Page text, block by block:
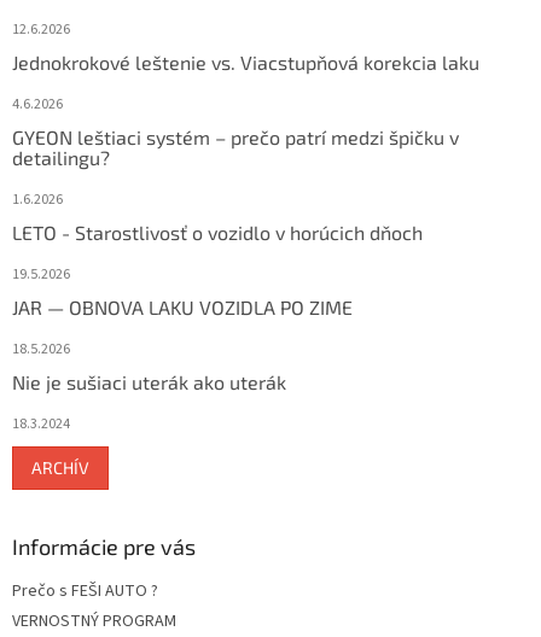
12.6.2026
Jednokrokové leštenie vs. Viacstupňová korekcia laku
4.6.2026
GYEON leštiaci systém – prečo patrí medzi špičku v
detailingu?
1.6.2026
LETO - Starostlivosť o vozidlo v horúcich dňoch
19.5.2026
JAR — OBNOVA LAKU VOZIDLA PO ZIME
18.5.2026
Nie je sušiaci uterák ako uterák
18.3.2024
ARCHÍV
Informácie pre vás
Prečo s FEŠI AUTO ?
VERNOSTNÝ PROGRAM